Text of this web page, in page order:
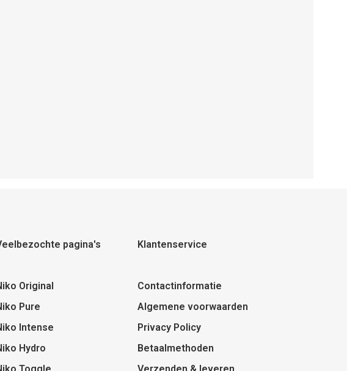
pagina's
Original
Pure
Intense
Hydro
Klantenservice
Contactinformatie
Algemene voorwaarden
Privacy Policy
Betaalmethoden